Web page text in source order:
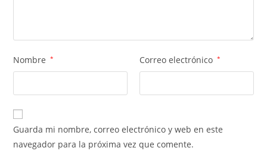
Nombre * Correo electrónico *
Guarda mi nombre, correo electrónico y web en este
navegador para la próxima vez que comente.